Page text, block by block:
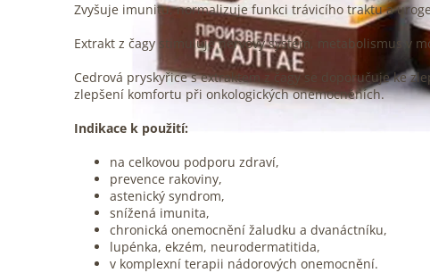
Zvyšuje imunitu, normalizuje funkci trávicího traktu a
Extrakt z čagy stimuluje nervový systém, metabolismus v
Cedrová pryskyřice s extraktem z čagy se doporučuje ke
zlepšení komfortu při onkologických onemocněních.
Indikace k použití:
na celkovou podporu zdraví,
prevence rakoviny,
astenický syndrom,
snížená imunita,
chronická onemocnění žaludku a dvanáctníku,
lupénka, ekzém, neurodermatitida,
v komplexní terapii nádorových onemocnění.